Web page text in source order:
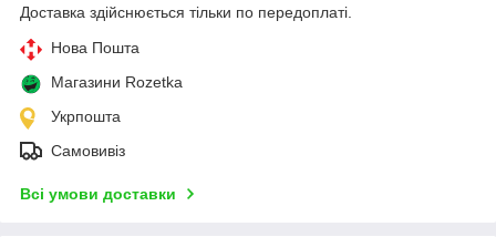
Доставка здійснюється тільки по передоплаті.
Нова Пошта
Магазини Rozetka
Укрпошта
Самовивіз
Всі умови доставки